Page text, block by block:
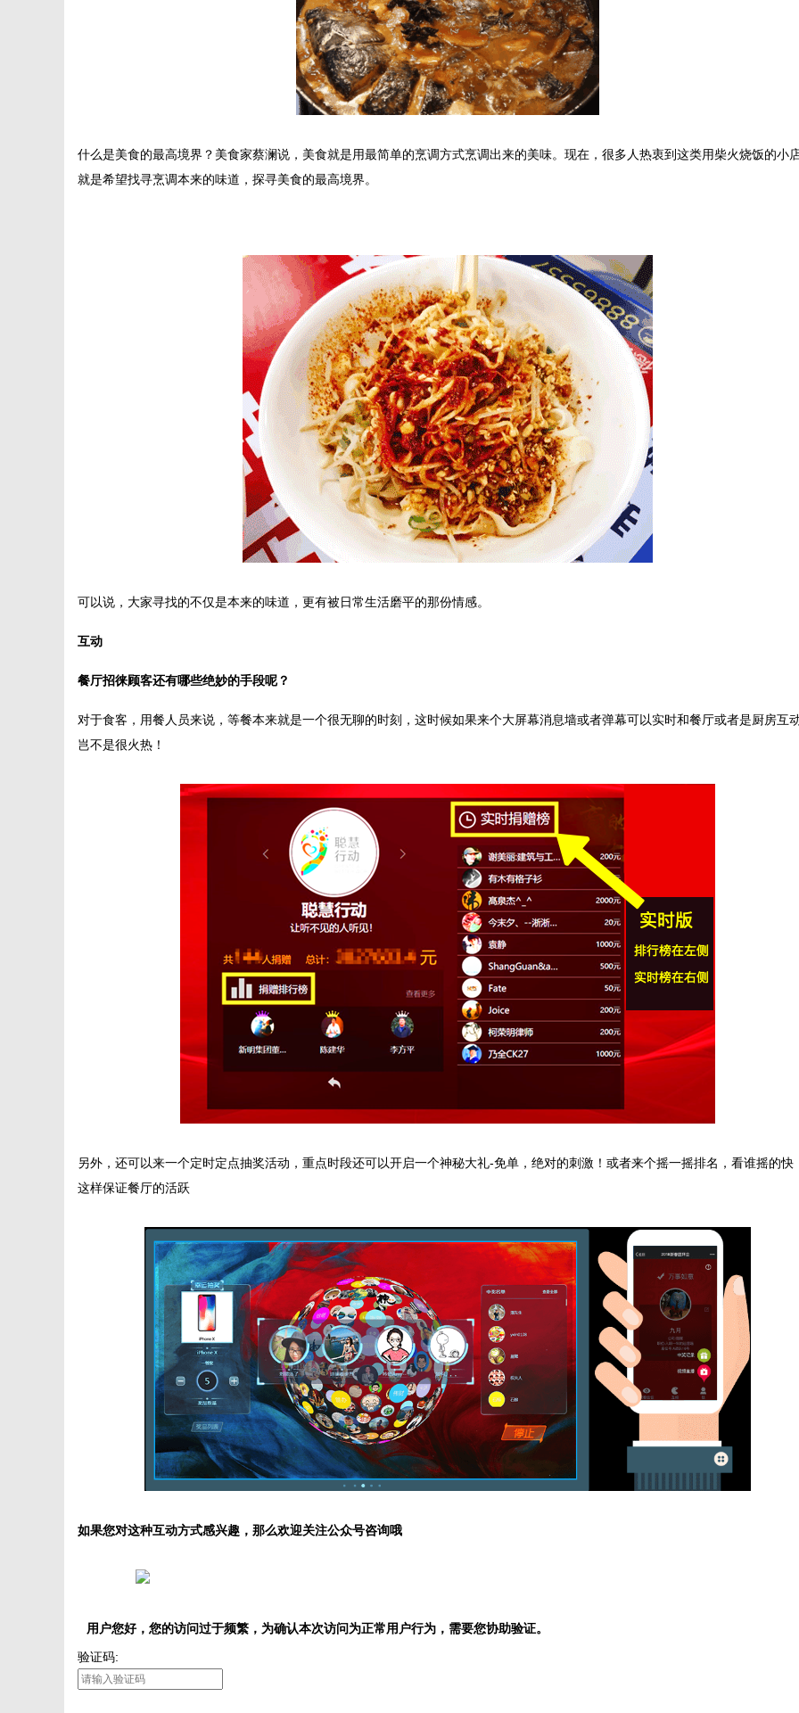
什么是美食的最高境界？美食家蔡澜说，美食就是用最简单的烹调方式烹调出来的美味。现在，很多人热衷到这类用柴火烧饭的小
就是希望找寻烹调本来的味道，探寻美食的最高境界。
可以说，大家寻找的不仅是本来的味道，更有被日常生活磨平的那份情感。
互动
餐厅招徕顾客还有哪些绝妙的手段呢？
对于食客，用餐人员来说，等餐本来就是一个很无聊的时刻，这时候如果来个大屏幕消息墙或者弹幕可以实时和餐厅或者是厨房互
岂不是很火热！
另外，还可以来一个定时定点抽奖活动，重点时段还可以开启一个神秘大礼-免单，绝对的刺激！或者来个摇一摇排名，看谁摇的快
这样保证餐厅的活跃
如果您对这种互动方式感兴趣，那么欢迎关注公众号咨询哦
用户您好，您的访问过于频繁，为确认本次访问为正常用户行为，需要您协助验证。
验证码: